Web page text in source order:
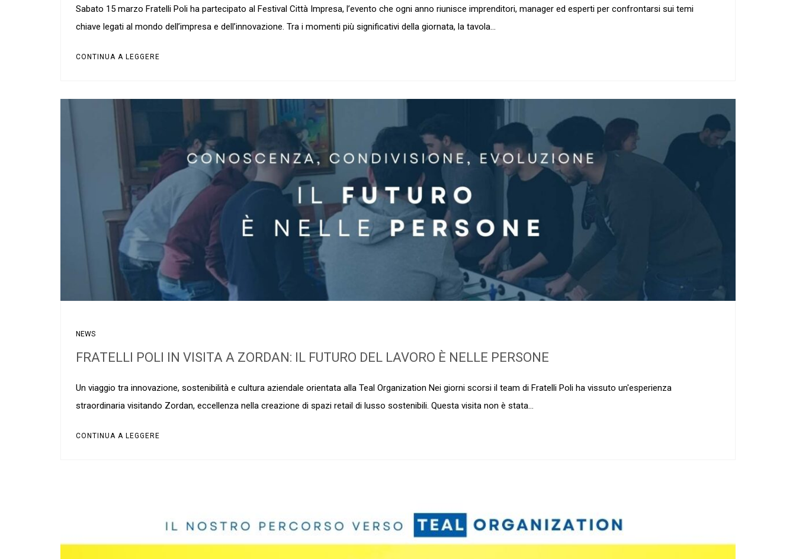
Sabato 15 marzo Fratelli Poli ha partecipato al Festival Città Impresa, l’evento che ogni anno riunisce imprenditori, manager ed esperti per confrontarsi sui temi
chiave legati al mondo dell’impresa e dell’innovazione. Tra i momenti più significativi della giornata, la tavola...
CONTINUA A LEGGERE
NEWS
FRATELLI POLI IN VISITA A ZORDAN: IL FUTURO DEL LAVORO È NELLE PERSONE
Un viaggio tra innovazione, sostenibilità e cultura aziendale orientata alla Teal Organization Nei giorni scorsi il team di Fratelli Poli ha vissuto un'esperienza
straordinaria visitando Zordan, eccellenza nella creazione di spazi retail di lusso sostenibili. Questa visita non è stata...
CONTINUA A LEGGERE